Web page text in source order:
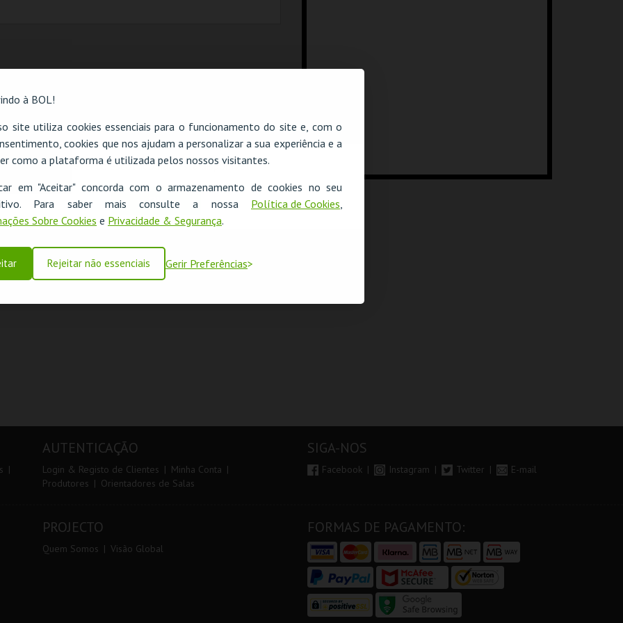
à BOL!
site utiliza cookies essenciais para o funcionamento do site e, com o
cookies que nos ajudam a personalizar a sua experiência e a
como a plataforma é utilizada pelos nossos visitantes.
em "Aceitar" concorda com o armazenamento de cookies no seu
Para saber mais consulte a nossa Política de Cookies
Sobre Cookies e Privacidade & Segurança.
Rejeitar não essenciais Gerir Preferências
AUTENTICAÇÃO
Login & Registo de Clientes
Minha Conta
Produtores
Orientadores de Salas
SIGA-NOS
Facebook Instagram Twitter E-mail
PROJECTO
Quem Somos Visão Global
FORMAS DE PAGAMENTO:
O evento escolhido não está disponível
OK